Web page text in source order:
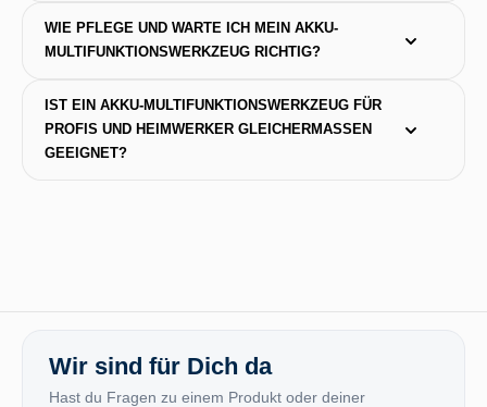
WIE PFLEGE UND WARTE ICH MEIN AKKU-
MULTIFUNKTIONSWERKZEUG RICHTIG?
IST EIN AKKU-MULTIFUNKTIONSWERKZEUG FÜR
PROFIS UND HEIMWERKER GLEICHERMASSEN G
EEIGNET?
Wir sind für Dich da
Hast du Fragen zu einem Produkt oder deiner